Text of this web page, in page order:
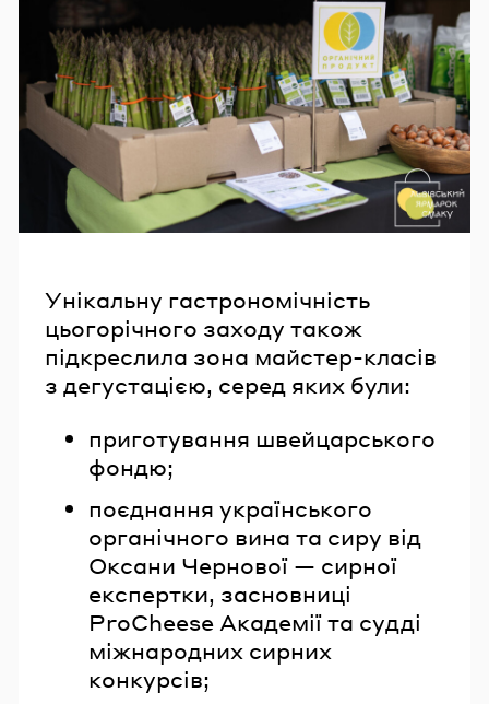
Унікальну гастрономічність
цьогорічного заходу також
підкреслила зона майстер-класів
з дегустацією, серед яких були:
приготування швейцарського
фондю;
поєднання українського
органічного вина та сиру від
Оксани Чернової — сирної
експертки, засновниці
ProCheese Академії та судді
міжнародних сирних
конкурсів;